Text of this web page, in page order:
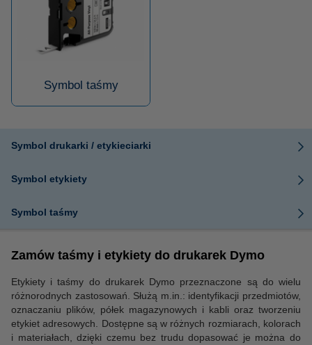
Symbol taśmy
Symbol drukarki / etykieciarki
Symbol etykiety
Symbol taśmy
Zamów taśmy i etykiety do drukarek Dymo
Etykiety i taśmy do drukarek Dymo przeznaczone są do wielu
różnorodnych zastosowań. Służą m.in.: identyfikacji przedmiotów,
oznaczaniu plików, półek magazynowych i kabli oraz tworzeniu
etykiet adresowych. Dostępne są w różnych rozmiarach, kolorach
i materiałach, dzięki czemu bez trudu dopasować je można do